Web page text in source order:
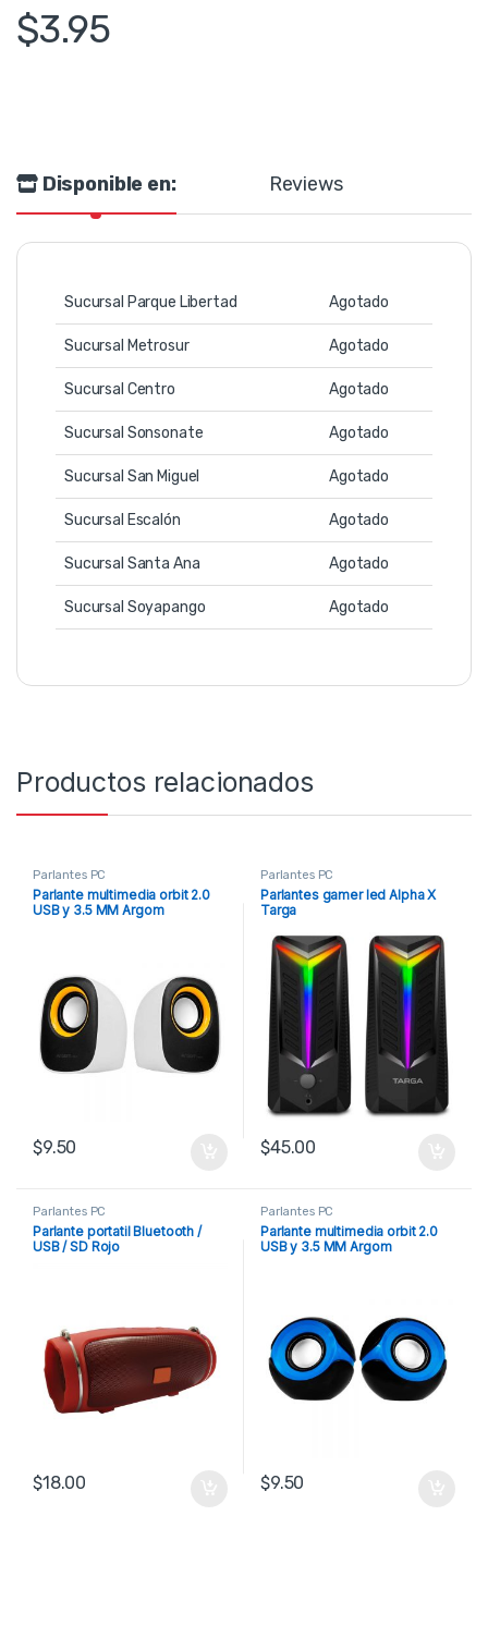
$3.95
Disponible en: Reviews
Sucursal Parque Libertad Agotado
Sucursal Metrosur Agotado
Sucursal Centro Agotado
Sucursal Sonsonate Agotado
Sucursal San Miguel Agotado
Sucursal Escalón Agotado
Sucursal Santa Ana Agotado
Sucursal Soyapango Agotado
Productos relacionados
Parlantes PC
Parlante multimedia orbit 2.0
USB y 3.5 MM Argom
$9.50
Parlantes PC
Parlantes gamer led Alpha X
Targa
$45.00
Parlantes PC
Parlante portatil Bluetooth /
USB / SD Rojo
$18.00
Parlantes PC
Parlante multimedia orbit 2.0
USB y 3.5 MM Argom
$9.50